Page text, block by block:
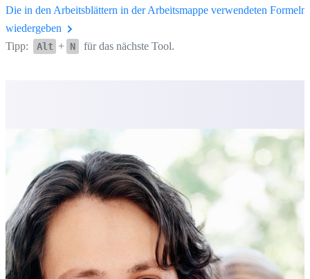
Die in den Arbeitsblättern in der Arbeitsmappe verwendeten Formeln
wiedergeben
Tipp:
Alt + N für das nächste Tool.